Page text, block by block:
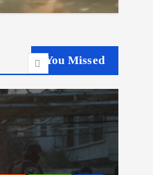
You Missed